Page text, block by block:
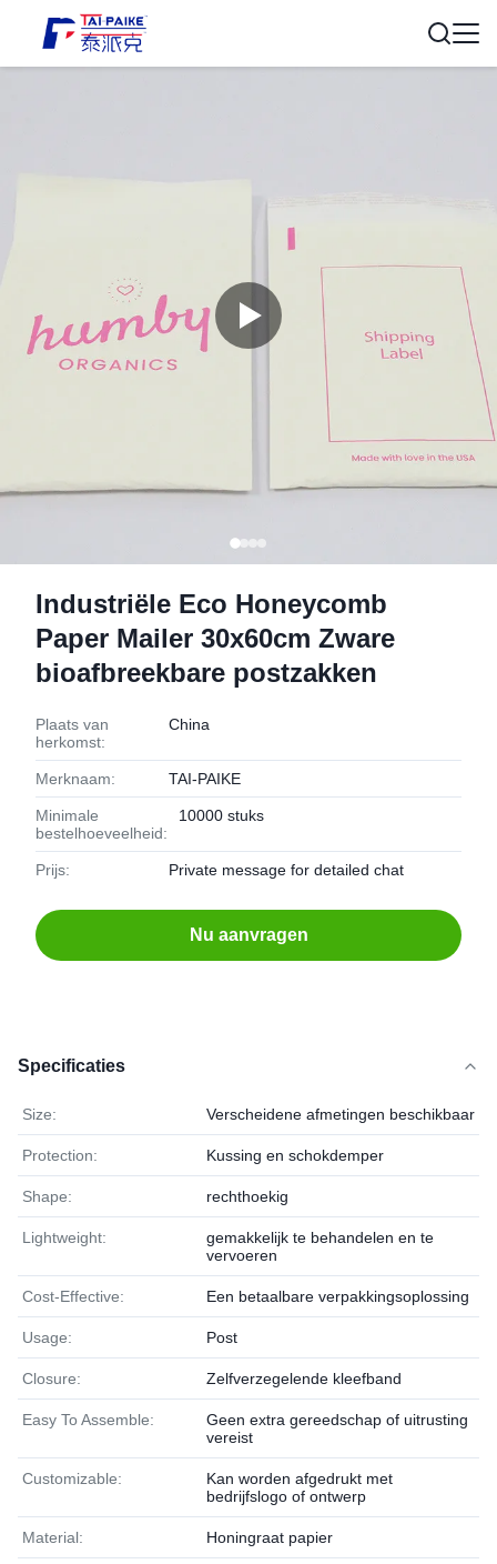
Industriële Eco Honeycomb
Paper Mailer 30x60cm Zware
bioafbreekbare postzakken
Plaats van
herkomst:
China
Merknaam: TAI-PAIKE
Minimale
bestelhoeveelheid:
10000 stuks
Prijs: Private message for detailed chat
Nu aanvragen
Specificaties
Size: Verscheidene afmetingen beschikbaar
Protection: Kussing en schokdemper
Shape: rechthoekig
Lightweight:
gemakkelijk te behandelen en te
vervoeren
Cost-Effective: Een betaalbare verpakkingsoplossing
Usage: Post
Closure: Zelfverzegelende kleefband
Easy To Assemble:
Geen extra gereedschap of uitrusting
vereist
Customizable:
Kan worden afgedrukt met
bedrijfslogo of ontwerp
Material: Honingraat papier